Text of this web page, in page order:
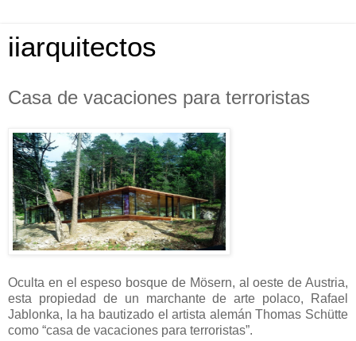
iiarquitectos
Casa de vacaciones para terroristas
Oculta en el espeso bosque de Mösern, al oeste de Austria,
esta propiedad de un marchante de arte polaco, Rafael
Jablonka, la ha bautizado el artista alemán Thomas Schütte
como “casa de vacaciones para terroristas”.